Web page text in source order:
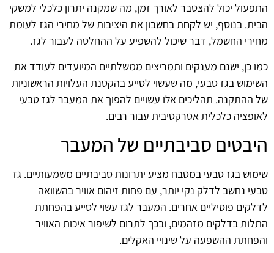
התפעול יכול להצטבר לאורך זמן, מה שמקנה יתרון כלכלי למשקי
הבית. בנוסף, יש לקחת בחשבון את היציבות של מחירי הגז לעומת
מחירי החשמל, דבר שיכול להשפיע על ההחלטה לעבור לגז.
כמו כן, ישנם מענקים ותמריצים ממשלתיים המיועדים לעודד את
השימוש בגז טבעי, מה שעשוי לסייע בהקטנת העלויות הראשוניות
של ההתקנה. תהליכים אלו עשויים להפוך את המעבר לגז טבעי
לאופציה כלכלית אטרקטיבית עבור רבים.
היבטים סביבתיים של המעבר
שימוש בגז טבעי במטבח מציע יתרונות סביבתיים משמעותיים. גז
טבעי נחשב לדלק נקי יותר, עם פחות זיהום אוויר בהשוואה
לדלקים פוסיליים אחרים. המעבר לגז עשוי לסייע בהפחתת
התלות בדלקים מזהמים, ובכך לתרום לשיפור איכות האוויר
והפחתת ההשפעה על שינויי האקלים.